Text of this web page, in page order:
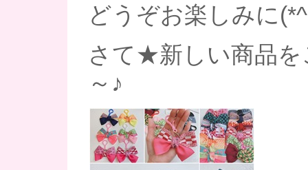
どうぞお楽しみに
さて★新しい商品を
～♪